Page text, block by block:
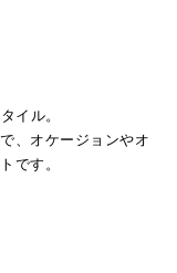
イル。
、オケージョンやオ
です。